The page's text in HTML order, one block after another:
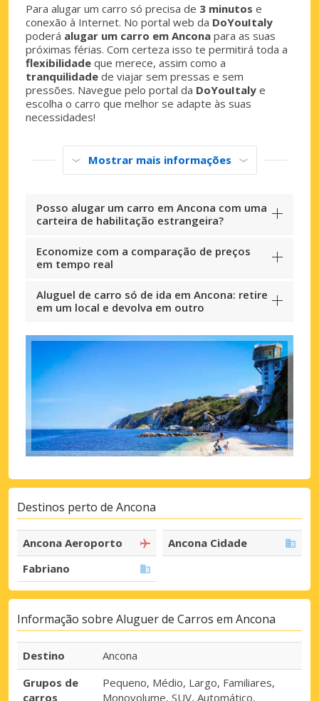
Para alugar um carro só precisa de 3 minutos e
conexão à Internet. No portal web da DoYouItaly
poderá alugar um carro em Ancona para as suas
próximas férias. Com certeza isso te permitirá toda a
flexibilidade que merece, assim como a
tranquilidade de viajar sem pressas e sem
pressões. Navegue pelo portal da DoYouItaly e
escolha o carro que melhor se adapte às suas
necessidades!
Mostrar mais informações
Posso alugar um carro em Ancona com uma
carteira de habilitação estrangeira?
Economize com a comparação de preços
em tempo real
Aluguel de carro só de ida em Ancona: retire
em um local e devolva em outro
Destinos perto de Ancona
Ancona Aeroporto
Ancona Cidade
Fabriano
Informação sobre Aluguer de Carros em Ancona
Destino
Ancona
Grupos de
carros
Pequeno, Médio, Largo, Familiares,
Monovolume, SUV, Automático,